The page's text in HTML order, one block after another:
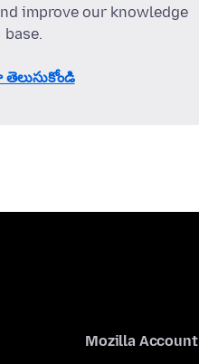
improve our knowledge
base.
తెలుసుకోండి
Mozilla Account